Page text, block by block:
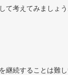
て考えてみましょう
継続することは難